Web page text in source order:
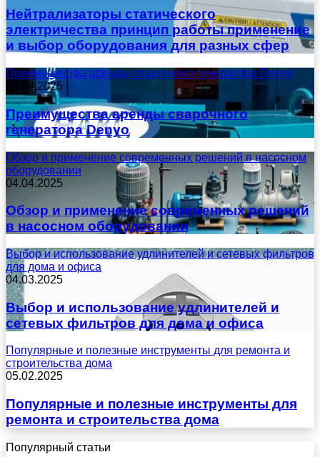
Нейтрализаторы статического
электричества принцип работы применение
и выбор оборудования для разных сфер
Преимущества аренды сварочного генератора Denyo
18.04.2025
Преимущества аренды сварочного
генератора Denyo
Обзор и применение современных решений в насосном
оборудовании
04.04.2025
Обзор и применение современных решений
в насосном оборудовании
Выбор и использование удлинителей и сетевых фильтров
для дома и офиса
04.03.2025
Выбор и использование удлинителей и
сетевых фильтров для дома и офиса
Популярные и полезные инструменты для ремонта и
строительства дома
05.02.2025
Популярные и полезные инструменты для
ремонта и строительства дома
Популярный статьи